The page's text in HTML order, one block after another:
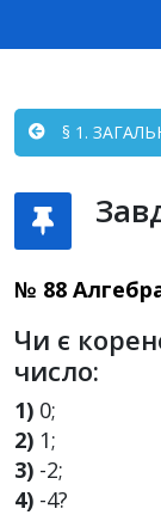
§ 1.
№ 88
Чи є
число:
1) 0;
2) 1;
3) -2;
4) -4?